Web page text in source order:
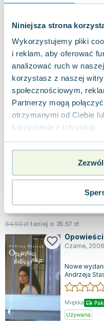
Niniejsza strona
Wykorzystujemy pliki
i reklam, aby oferować
analizować ruch w
korzystasz z naszej
społecznościowym,
Partnerzy mogą
otrzymanymi od Ciebie
korzystania z ich usług.
60.98zł widoczne ślady
69.90złtaniej o8.92zł
Albatros,
To
kobietach,
walki z
Nowa
29.33zł jak nowa
64.90złtaniej o 35.57 zł
Czarne, 2006
Nowe
Andrzeja
opowieść o
Miękka
Używana